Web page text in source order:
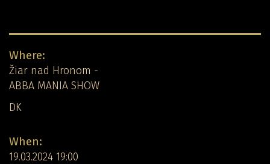
Where:
Žiar nad Hronom -
ABBA MANIA SHOW
DK
When:
19.03.2024 19:00